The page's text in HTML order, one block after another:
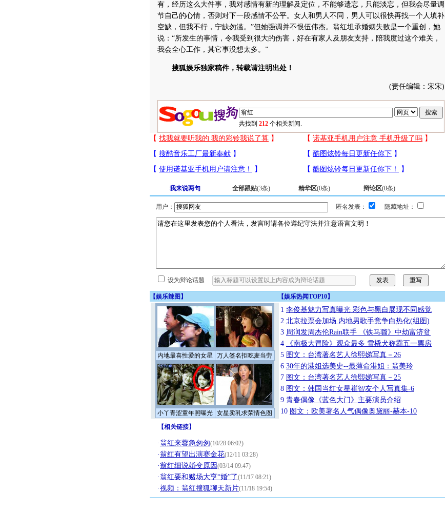
有，经历这么大件事，我对感情有新的理解及定位，不能够遗忘，只能淡忘，但我会尽量调
节自己的心情，否则对下一段感情不公平。女人和男人不同，男人可以很快再找一个人填补
空缺，但我不行，宁缺勿滥。”但她强调并不恨伍伟杰。翁红坦承婚姻失败是一个重创，她
说：“所发生的事情，令我受到很大的伤害，好在有家人及朋友支持，陪我度过这个难关，
我会全心工作，其它事没想太多。”
搜狐娱乐独家稿件，转载请注明出处！
(责任编辑：宋宋)
共找到 212 个相关新闻.
我来说两句 全部跟贴(3条) 精华区(0条) 辩论区(0条)
用户： 匿名发表： 隐藏地址：
设为辩论话题
【娱乐辣图 】 【娱乐热闻TOP10】
内地最喜性爱的女星 万人签名拒吃麦当劳
小丫青涩童年照曝光 女星卖乳求荣情色图
1 李俊基魅力写真曝光 彩色与黑白展现不同感觉
2 北京拉票会加场 内地男歌手竞争白热化(组图)
3 周润发周杰伦Rain联手 《铁马骝》中劫富济贫
4
《南极大冒险》观众最多 雪橇犬称霸五一票房
5 图文：台湾著名艺人徐熙娣写真－26
6 30年的港姐选美史--最薄命港姐：翁美玲
7 图文：台湾著名艺人徐熙娣写真－25
8 图文：韩国当红女星崔智友个人写真集-6
9 青春偶像《蓝色大门》主要演员介绍
10 图文：欧美著名人气偶像奥黛丽-赫本-10
【相关链接】
·翁红来蓉急匆匆(10/28 06:02)
·翁红有望出演赛金花(12/11 03:28)
·翁红细说婚变原因(03/14 09:47)
·翁红要和赌场大亨“婚”了(11/17 08:21)
·视频：翁红搜狐聊天新片(11/18 19:54)